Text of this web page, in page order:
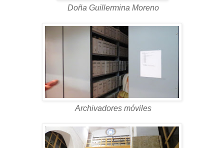
Doña Guillermina Moreno
Archivadores móviles